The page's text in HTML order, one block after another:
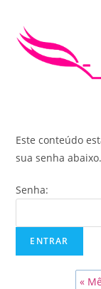
content
Este conteúdo
sua senha abaixo.
Senha:
«